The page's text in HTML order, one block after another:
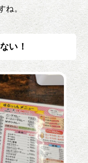
ね。
い！